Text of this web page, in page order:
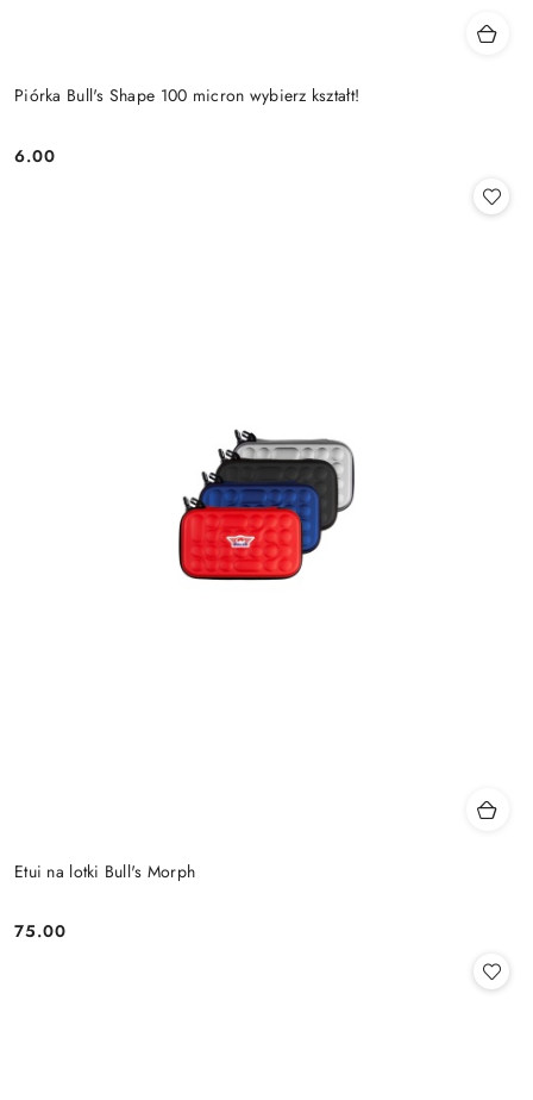
Piórka Bull's Shape 100 micron wybierz kształt!
Cena:
6.00
Etui na lotki Bull's Morph
Cena:
75.00